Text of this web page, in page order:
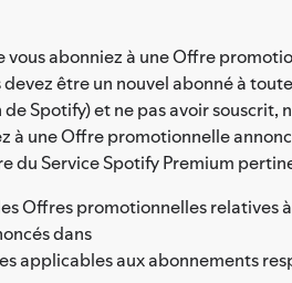
vous abonniez à une Offre
être un nouvel abonné à
Spotify) et ne pas avoir souscrit,
à une Offre promotionnelle
du Service Spotify Premium
Offres promotionnelles relatives à
dans
applicables aux abonnements